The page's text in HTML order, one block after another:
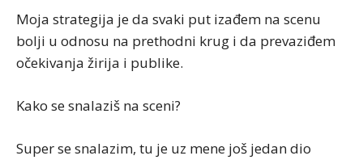
Moja strategija je da svaki put izađem na scenu
bolji u odnosu na prethodni krug i da prevaziđem
očekivanja žirija i publike.
Kako se snalaziš na sceni?
Super se snalazim, tu je uz mene još jedan dio